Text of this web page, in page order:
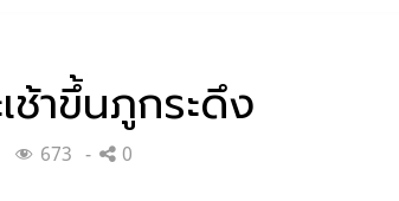
ช้าขึ้นภูกระดึง
673 0